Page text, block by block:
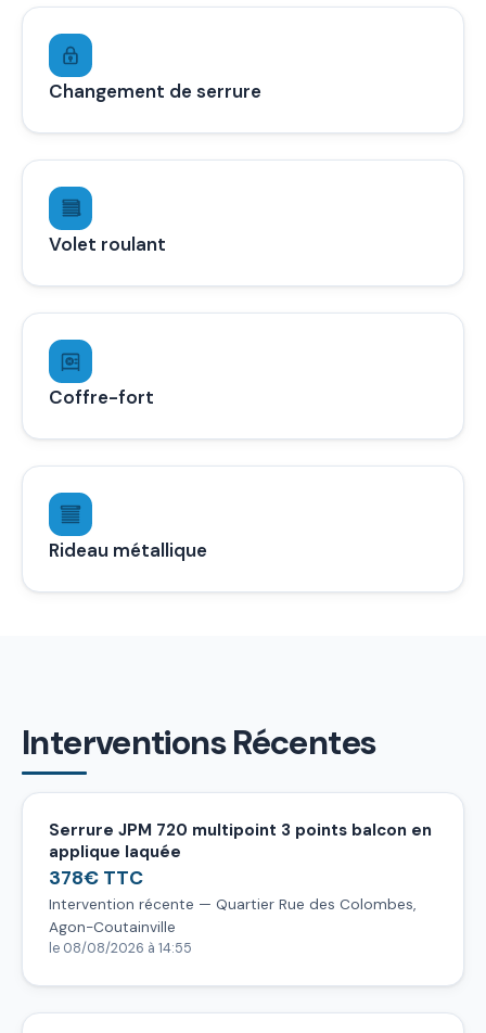
Changement de serrure
Volet roulant
Coffre-fort
Rideau métallique
Interventions Récentes
Serrure JPM 720 multipoint 3 points balcon en
applique laquée
378€ TTC
Intervention récente — Quartier Rue des Colombes,
Agon-Coutainville
le 08/08/2026 à 14:55